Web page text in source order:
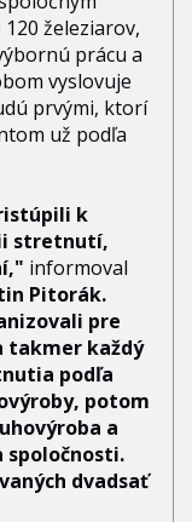
železiarov,
prácu a
vyslovuje
prvými, ktorí
už podľa
k
stretnutí,
informoval
Pitorák.
pre
takmer každý
podľa
potom
a
spoločnosti.
dvadsať